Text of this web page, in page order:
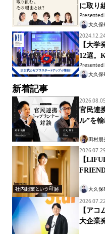
に取り
Presented
大久保
【大
12選。
ゼンを
Presented
大久保
新着記事
2026.08.05
官民連
ル”を
田村朋
【
大久保
2026.07.22
【アコ
大企業